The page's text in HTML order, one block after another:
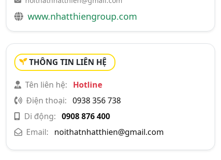
www.nhatthiengroup.com
THÔNG TIN LIÊN HỆ
Tên liên hệ:
Hotline
Điện thoại: 0938 356 738
Di động: 0908 876 400
Email:
noithatnhatthien@gmail.com